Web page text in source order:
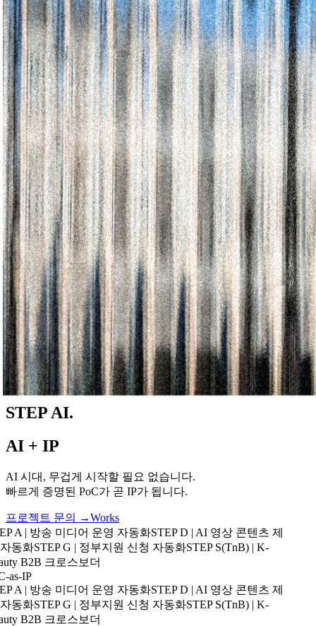
STEP AI.
AI + IP
AI 시대, 무겁게 시작할 필요 없습니다.
빠르게 증명된 PoC가 곧 IP가 됩니다.
프로젝트 문의 →Works
A | 방송 미디어 운영 자동화STEP D | AI 영상 콘텐츠 제
동화STEP G | 정부지원 신청 자동화STEP S(TnB) | K-
B2B 크로스보더
as-IP
A | 방송 미디어 운영 자동화STEP D | AI 영상 콘텐츠 제
동화STEP G | 정부지원 신청 자동화STEP S(TnB) | K-
B2B 크로스보더